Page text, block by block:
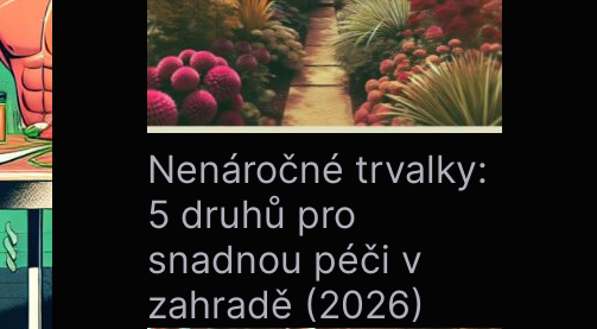
Nenáročné trvalky:
5 druhů pro
snadnou péči v
zahradě (2026)